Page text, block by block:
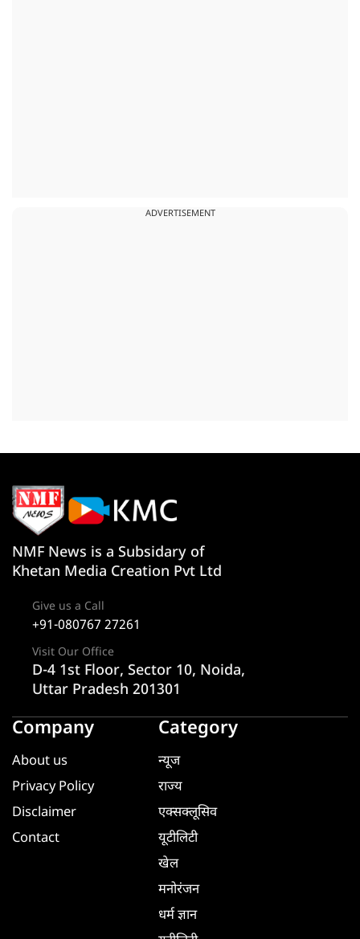
ADVERTISEMENT
NMF News is a Subsidary of
Khetan Media Creation Pvt Ltd
Give us a Call
+91-080767 27261
Visit Our Office
D-4 1st Floor, Sector 10, Noida,
Uttar Pradesh 201301
Company
About us
Privacy Policy
Disclaimer
Contact
Category
न्यूज
राज्य
एक्सक्लूसिव
यूटीलिटी
खेल
मनोरंजन
धर्म ज्ञान